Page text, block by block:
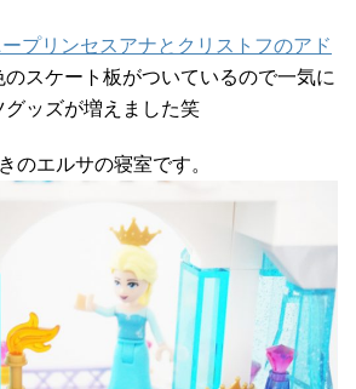
プリンセスアナとクリストフのアド
のスケート板がついているので一気に
グッズが増えました笑
のエルサの寝室です。